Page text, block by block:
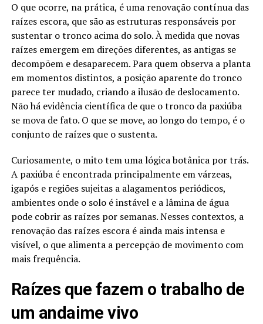
O que ocorre, na prática, é uma renovação contínua das
raízes escora, que são as estruturas responsáveis por
sustentar o tronco acima do solo. À medida que novas
raízes emergem em direções diferentes, as antigas se
decompõem e desaparecem. Para quem observa a planta
em momentos distintos, a posição aparente do tronco
parece ter mudado, criando a ilusão de deslocamento.
Não há evidência científica de que o tronco da paxiúba
se mova de fato. O que se move, ao longo do tempo, é o
conjunto de raízes que o sustenta.
Curiosamente, o mito tem uma lógica botânica por trás.
A paxiúba é encontrada principalmente em várzeas,
igapós e regiões sujeitas a alagamentos periódicos,
ambientes onde o solo é instável e a lâmina de água
pode cobrir as raízes por semanas. Nesses contextos, a
renovação das raízes escora é ainda mais intensa e
visível, o que alimenta a percepção de movimento com
mais frequência.
Raízes que fazem o trabalho de
um andaime vivo